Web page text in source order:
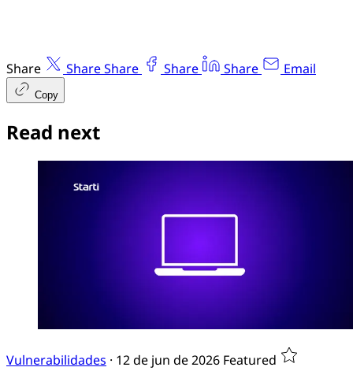
Share ShareShare Share Share Email
Copy
Read next
Vulnerabilidades · 12 de jun de 2026 Featured